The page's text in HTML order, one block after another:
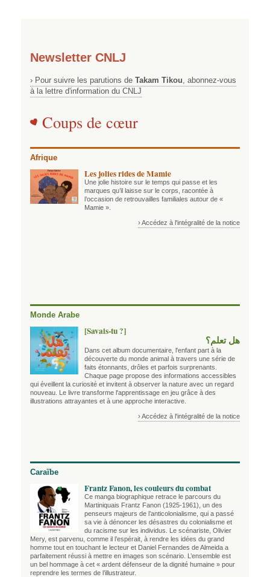
Newsletter CNLJ
› Pour suivre les parutions de Takam Tikou , abonnez-vous
à la lettre d'information du CNLJ
Coups de cœur
Afrique
Les jolies rides de Mamie
Une jolie histoire sur le temps qui passe et les
marques qu’il laisse sur le corps, racontée à
l’occasion de retrouvailles familiales autour de «
Mamie ».
› Accédez à l'intégralité de la notice
Monde Arabe
[Savais-tu ?]
هل تعلم؟
Dans cet album documentaire, l'enfant part à la
découverte du monde animal à travers une série de
faits étonnants, drôles et parfois surprenants.
Chaque page propose des informations accessibles
qui éveillent la curiosité et invitent à observer la nature avec un regard
nouveau. Le livre transforme l'apprentissage en jeu grâce à des
illustrations attrayantes et à une approche interactive.
› Accédez à l'intégralité de la notice
Caraïbe
Frantz Fanon, les couleurs du combat
Ce manga biographique retrace le parcours du
Martiniquais Frantz Fanon (1925-1961), un des
penseurs majeurs de l’anticolonialisme, qui a passé
sa vie à dénoncer les désastres du colonialisme et
du racisme sur les individus. Le scénariste, Olivier
Mery, est parvenu, comme il l’espérait, à rendre les idées du grand
homme tout en touchant le lecteur et Daniel Fernandes de Almeida a
parfaitement réussi à mettre en images son scénario. L’ensemble est
un bel hommage à cet « ardent défenseur de la dignité humaine » pour
reprendre les termes de l’illustrateur.